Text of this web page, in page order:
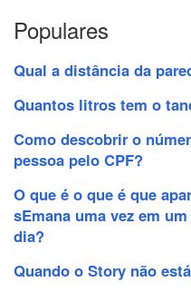
Populares
Qual a distância da
Quantos litros tem o
Como descobrir o
pessoa pelo CPF?
O que é o que é que
sEmana uma vez em
dia?
Quando o Story não